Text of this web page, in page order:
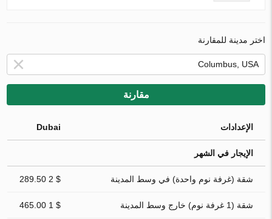
اختر مدينة للمقارنة
مقارنة
الإعدادات Dubai
الإيجار في الشهر
شقة (غرفة نوم واحدة) في وسط المدينة $ 2 289.50
شقة (1 غرفة نوم) خارج وسط المدينة $ 1 465.00